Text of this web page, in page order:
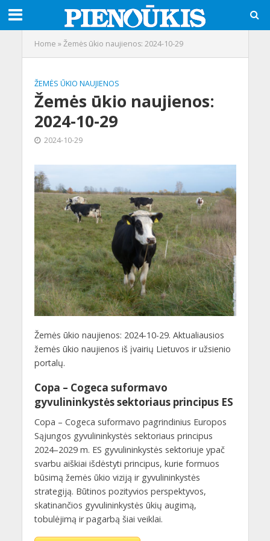
Home »Žemės ūkio naujienos: 2024-10-29
ŽEMĖS ŪKIO NAUJIENOS
Žemės ūkio naujienos:
2024-10-29
2024-10-29
Žemės ūkio naujienos: 2024-10-29. Aktualiausios
žemės ūkio naujienos iš įvairių Lietuvos ir užsienio
portalų.
Copa – Cogeca suformavo
gyvulininkystės sektoriaus principus ES
Copa – Cogeca suformavo pagrindinius Europos
Sąjungos gyvulininkystės sektoriaus principus
2024–2029 m. ES gyvulininkystės sektoriuje ypač
svarbu aiškiai išdėstyti principus, kurie formuos
būsimą žemės ūkio viziją ir gyvulininkystės
strategiją. Būtinos pozityvios perspektyvos,
skatinančios gyvulininkystės ūkių augimą,
tobulėjimą ir pagarbą šiai veiklai.